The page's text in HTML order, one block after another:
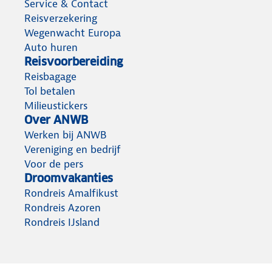
Lees het artikelover de 20 heerlijke nazomerbestemmingen
Service & Contact
Reisverzekering
Wegenwacht Europa
Auto huren
Reisvoorbereiding
Reisbagage
Tol betalen
Milieustickers
Over ANWB
Werken bij ANWB
Vereniging en bedrijf
Voor de pers
Droomvakanties
Rondreis Amalfikust
Rondreis Azoren
Rondreis IJsland